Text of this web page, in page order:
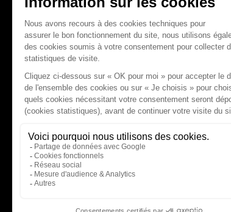
Le joug léger des monuments historiques
Pour une gestion patrimoniale des
collectivités Le monument historique a
culture du Sénat a consacré, en juillet 2026, à
CABINET D'AVOCATS GAUCHER-PIOLA
20 avenue Galliéni - 33500 LIBOURNE
Tél :05 57 55 87 30 - Fax : 05 57 51 73 64
Email :gaucher-piola@gaucher-piola-avocat.fr
NOUS CONTACTER NOUS